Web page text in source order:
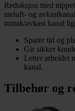
Reduksjon med
uteluft- og
inntak/avkast kanal
Sparer tid og
Gir sikker
Letter arbeidet
kanal.
Tilbehør og